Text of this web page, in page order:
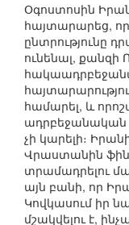
Օգոստոսին
հայտարարեց,
ընտրությունը
ունենալ,
համարել, և
ադրբեջանական
չի կարելի։
Վրաստանին
տրամադրելու
այն բանի, որ
Կովկասում իր
մշակվելու է,